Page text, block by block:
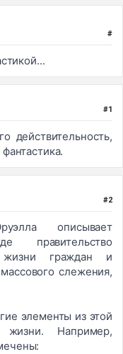
#
#1
действительность,
#2
описывает
правительство
жизни граждан и
слежения,
элементы из этой
Например,